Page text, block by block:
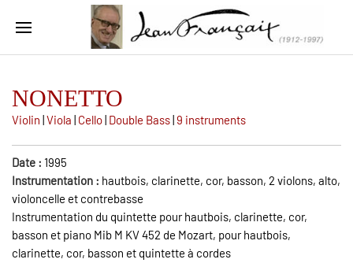
NONETTO
Violin |Viola | Cello| Double Bass|9 instruments
Date : 1995
Instrumentation : hautbois, clarinette, cor, basson, 2 violons, alto,
violoncelle et contrebasse
Instrumentation du quintette pour hautbois, clarinette, cor,
basson et piano Mib M KV 452 de Mozart, pour hautbois,
clarinette, cor, basson et quintette à cordes